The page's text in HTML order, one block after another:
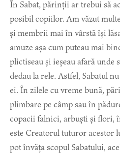
În Sabat, părinții ar trebui să
posibil copiilor. Am văzut
și membrii mai în vârstă își
amuze așa cum puteau mai
plictiseau și ieșeau afară unde
dedau la rele. Astfel, Sabatul
ei. În zilele cu vreme bună,
plimbare pe câmp sau în
copacii falnici, arbuști și flori,
este Creatorul tuturor acestor
pot învăța scopul Sabatului,